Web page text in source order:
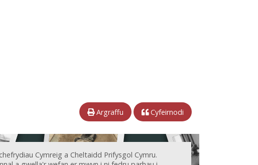
Argraffu Cyfeirnodi
Cymreig a Cheltaidd Prifysgol Cymru.